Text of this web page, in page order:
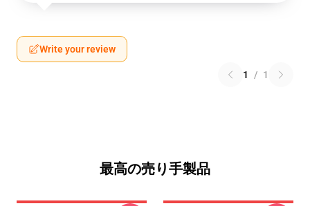
Write your review
1 / 1
最高の売り手製品